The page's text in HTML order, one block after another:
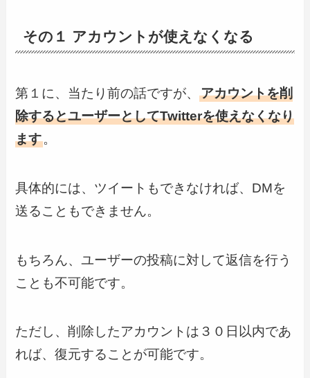
その１ アカウントが使えなくなる
第１に、当たり前の話ですが、アカウントを削
除するとユーザーとしてTwitterを使えなくなり
ます。
具体的には、ツイートもできなければ、DMを
送ることもできません。
もちろん、ユーザーの投稿に対して返信を行う
ことも不可能です。
ただし、削除したアカウントは３０日以内であ
れば、復元することが可能です。